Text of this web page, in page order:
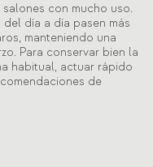
con mucho uso.
día a día pasen más
manteniendo una
Para conservar bien la
habitual, actuar rápido
de